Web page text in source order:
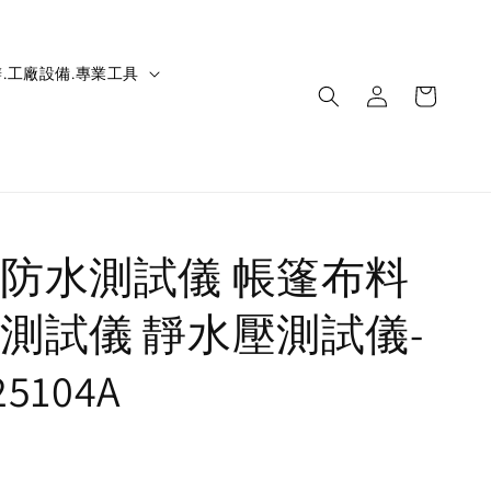
工廠設備.專業工具
水測試儀 帳篷布料
試儀 靜水壓測試儀-